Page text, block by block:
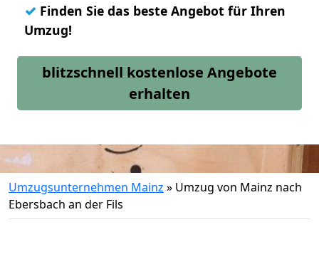
✓ Finden Sie das beste Angebot für Ihren
Umzug!
blitzschnell kostenlose Angebote
erhalten
Umzugsunternehmen Mainz » Umzug von Mainz nach
Ebersbach an der Fils